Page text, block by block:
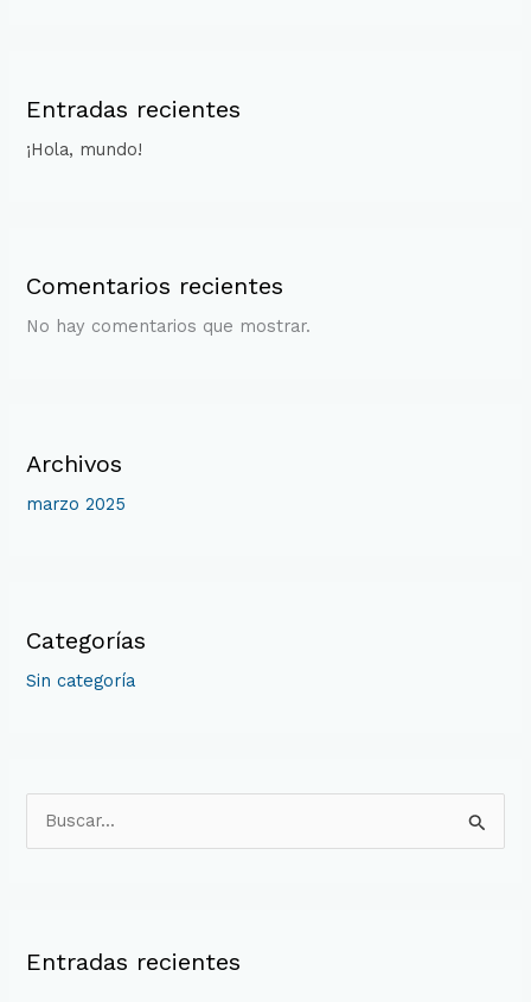
Entradas recientes
¡Hola, mundo!
Comentarios recientes
No hay comentarios que mostrar.
Archivos
marzo 2025
Categorías
Sin categoría
a
Entradas recientes